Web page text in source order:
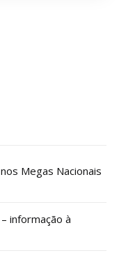
Megas Nacionais
informação à